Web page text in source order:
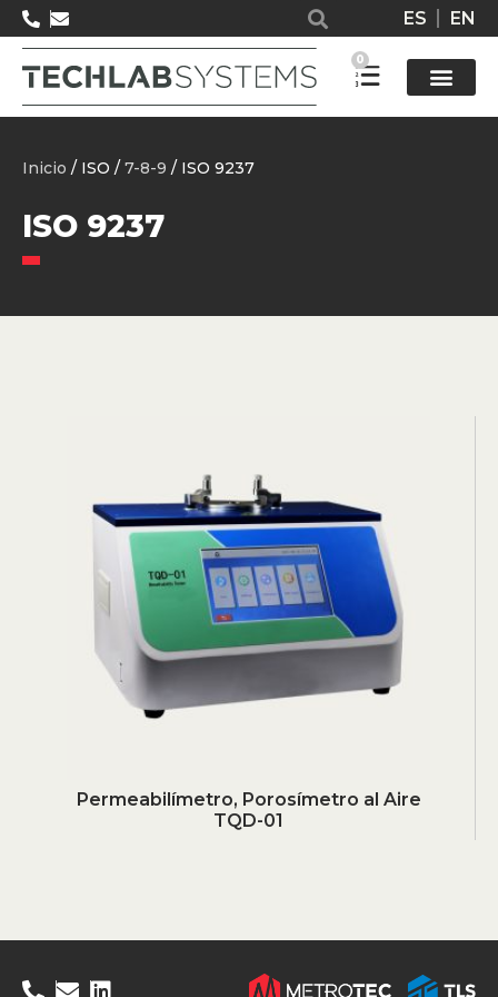
ES EN
0
Inicio / ISO / 7-8-9 / ISO 9237
ISO 9237
Permeabilímetro, Porosímetro al Aire
TQD-01